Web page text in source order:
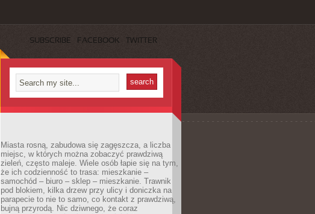
SUBSCRIBE FACEBOOK TWITTER
Miasta rosną, zabudowa się zagęszcza, a liczba
miejsc, w których można zobaczyć prawdziwą
zieleń, często maleje. Wiele osób łapie się na tym,
że ich codzienność to trasa: mieszkanie –
samochód – biuro – sklep – mieszkanie. Trawnik
pod blokiem, kilka drzew przy ulicy i doniczka na
parapecie to nie to samo, co kontakt z prawdziwą,
bujną przyrodą. Nic dziwnego, że coraz